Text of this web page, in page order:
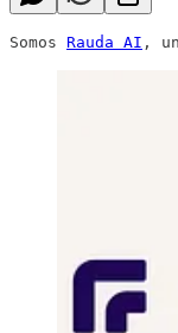
Somos Rauda AI ,